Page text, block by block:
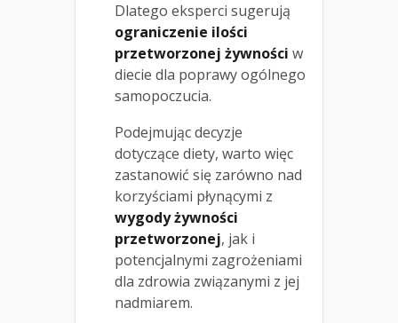
Dlatego eksperci sugerują
ograniczenie ilości
przetworzonej żywności w
diecie dla poprawy ogólnego
samopoczucia.
Podejmując decyzje
dotyczące diety, warto więc
zastanowić się zarówno nad
korzyściami płynącymi z
wygody żywności
przetworzonej, jak i
potencjalnymi zagrożeniami
dla zdrowia związanymi z jej
nadmiarem.